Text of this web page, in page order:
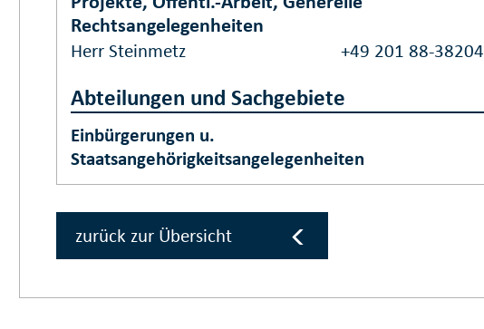
Rechtsangelegenheiten
Herr Steinmetz +49 201 88-38204
Abteilungen und Sachgebiete
Einbürgerungen u.
Staatsangehörigkeitsangelegenheiten
zurück zur Übersicht